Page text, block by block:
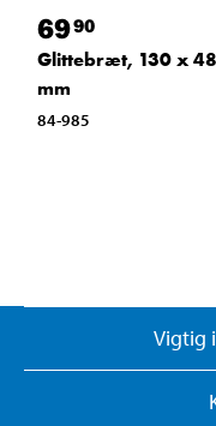
6990
Glittebræt, 130 x
mm
84-985
Vigtig